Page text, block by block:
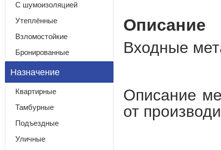
С шумоизоляцией
Утеплённые
Взломостойкие
Бронированные
Назначение
Квартирные
Тамбурные
Подъездные
Уличные
Описание
Входные
Описание
от